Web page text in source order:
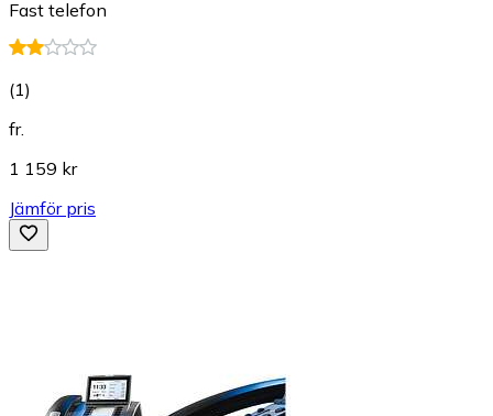
Fast telefon
(1)
fr.
1 159 kr
Jämför pris